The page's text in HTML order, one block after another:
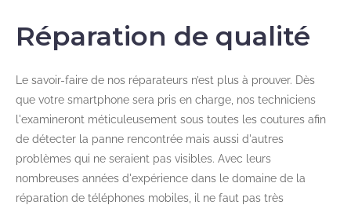
Réparation de qualité
Le savoir-faire de nos réparateurs n’est plus à prouver. Dès
que votre smartphone sera pris en charge, nos techniciens
l'examineront méticuleusement sous toutes les coutures afin
de détecter la panne rencontrée mais aussi d'autres
problèmes qui ne seraient pas visibles. Avec leurs
nombreuses années d'expérience dans le domaine de la
réparation de téléphones mobiles, il ne faut pas très